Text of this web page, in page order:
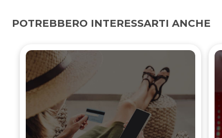
POTREBBERO INTERESSARTI ANCHE